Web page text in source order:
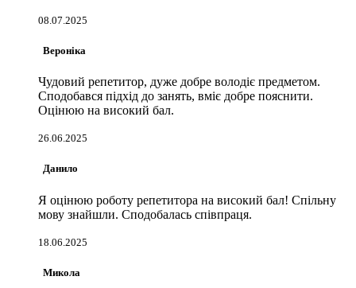
08.07.2025
Вероніка
Чудовий репетитор, дуже добре володіє предметом.
Сподобався підхід до занять, вміє добре пояснити.
Оцінюю на високий бал.
26.06.2025
Данило
Я оцінюю роботу репетитора на високий бал! Спільну
мову знайшли. Сподобалась співпраця.
18.06.2025
Микола